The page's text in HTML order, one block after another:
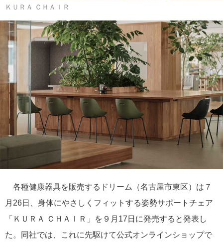
ＫＵＲＡ ＣＨＡＩＲ
各種健康器具を販売するドリーム（名古屋市東区）は７
月26日、身体にやさしくフィットする姿勢サポートチェア
「ＫＵＲＡ ＣＨＡＩＲ」を９月17日に発売すると発表し
た。同社では、これに先駆けて公式オンラインショップで